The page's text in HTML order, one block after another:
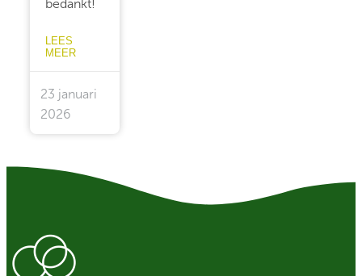
bedankt!
LEES
MEER
23 januari
2026